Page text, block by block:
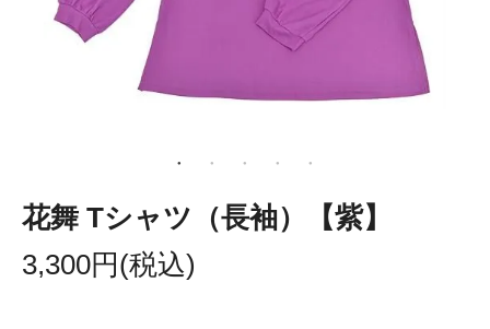
花舞 Tシャツ（長袖）【紫】
3,300円(税込)